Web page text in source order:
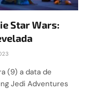
Star Wars:
(9) a data de
Jedi Adventures